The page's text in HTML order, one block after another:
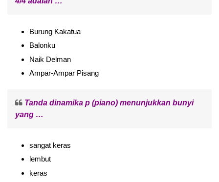
Burung Kakatua
Balonku
Naik Delman
Ampar-Ampar Pisang
Tanda dinamika p (piano) menunjukkan bunyi
yang …
sangat keras
lembut
keras